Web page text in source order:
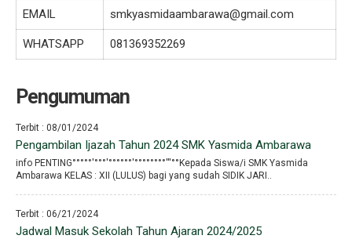
EMAIL smkyasmidaambarawa@gmail.com
WHATSAPP 081369352269
Pengumuman
Terbit : 08/01/2024
Pengambilan Ijazah Tahun 2024 SMK Yasmida Ambarawa
info PENTING°°°°°′°°°′°°°°°°′°°°°°°°°′′′°°Kepada Siswa/i SMK Yasmida
Ambarawa KELAS : XII (LULUS) bagi yang sudah SIDIK JARI..
Terbit : 06/21/2024
Jadwal Masuk Sekolah Tahun Ajaran 2024/2025